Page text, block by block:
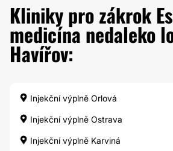
Kliniky pro zákrok
medicína nedaleko
Havířov:
Injekční výplně Orlová
Injekční výplně Ostrava
Injekční výplně Karviná